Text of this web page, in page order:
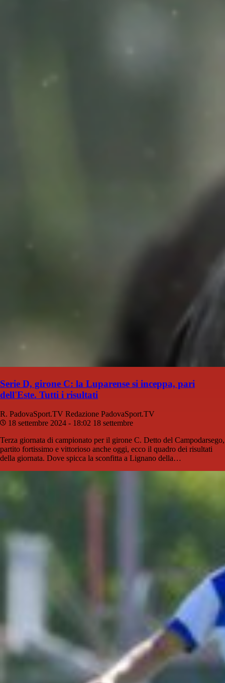
Serie D, girone C: la Luparense si inceppa, pari
dell'Este. Tutti i risultati
R. PadovaSport.TV Redazione PadovaSport.TV
18 settembre 2024 - 18:02 18 settembre
Terza giornata di campionato per il girone C. Detto del Campodarsego,
partito fortissimo e vittorioso anche oggi, ecco il quadro dei risultati
della giornata. Dove spicca la sconfitta a Lignano della…